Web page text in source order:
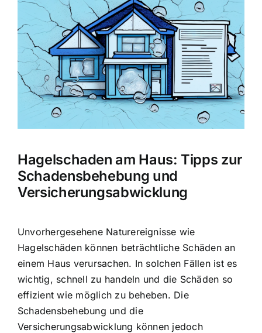
Weitere Tarifvergleiche
Hilfe und Kontakt
Hagelschaden am Haus: Tipps zur
Schadensbehebung und
Versicherungsabwicklung
Unvorhergesehene Naturereignisse wie
Hagelschäden können beträchtliche Schäden an
einem Haus verursachen. In solchen Fällen ist es
wichtig, schnell zu handeln und die Schäden so
effizient wie möglich zu beheben. Die
Schadensbehebung und die
Versicherungsabwicklung können jedoch